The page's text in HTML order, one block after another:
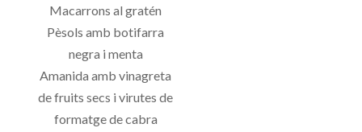
Macarrons al gratén
Pèsols amb botifarra
negra i menta
Amanida amb vinagreta
de fruits secs i virutes de
formatge de cabra